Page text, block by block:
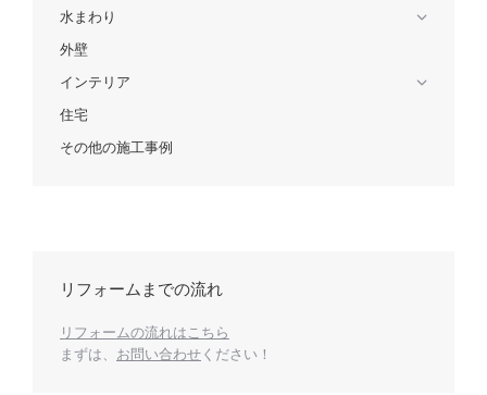
水まわり
外壁
インテリア
住宅
その他の施工事例
リフォームまでの流れ
リフォームの流れはこちら
まずは、 お問い合わせ ください！